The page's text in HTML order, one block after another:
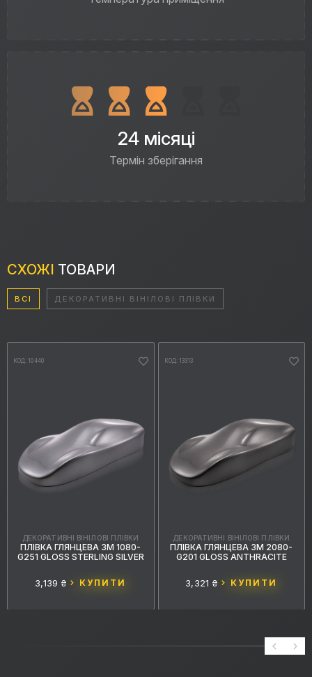
24 місяці
Термін зберігання
СХОЖІ ТОВАРИ
ВСІ ДЕКОРАТИВНІ ВІНІЛОВІ ПЛІВКИ
КОД: 10440
ДЕКОРАТИВНІ ВІНІЛОВІ ПЛІВКИ
ПЛІВКА ГЛЯНЦЕВА 3M 1080-
G251 GLOSS STERLING SILVER
3,139 ₴ КУПИТИ
КОД: 13313
ДЕКОРАТИВНІ ВІНІЛОВІ ПЛІВКИ
ПЛІВКА ГЛЯНЦЕВА 3M 2080-
G201 GLOSS ANTHRACITE
3,321 ₴ КУПИТИ